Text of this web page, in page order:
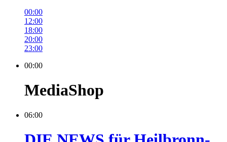
00:00
12:00
18:00
20:00
23:00
00:00
MediaShop
06:00